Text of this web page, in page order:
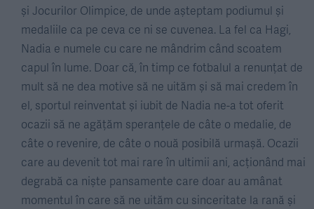
și Jocurilor Olimpice, de unde așteptam podiumul și
medaliile ca pe ceva ce ni se cuvenea. La fel ca Hagi,
Nadia e numele cu care ne mândrim când scoatem
capul în lume. Doar că, în timp ce fotbalul a renunțat de
mult să ne dea motive să ne uităm și să mai credem în
el, sportul reinventat și iubit de Nadia ne-a tot oferit
ocazii să ne agățăm speranțele de câte o medalie, de
câte o revenire, de câte o nouă posibilă urmașă. Ocazii
care au devenit tot mai rare în ultimii ani, acționând mai
degrabă ca niște pansamente care doar au amânat
momentul în care să ne uităm cu sinceritate la rană și